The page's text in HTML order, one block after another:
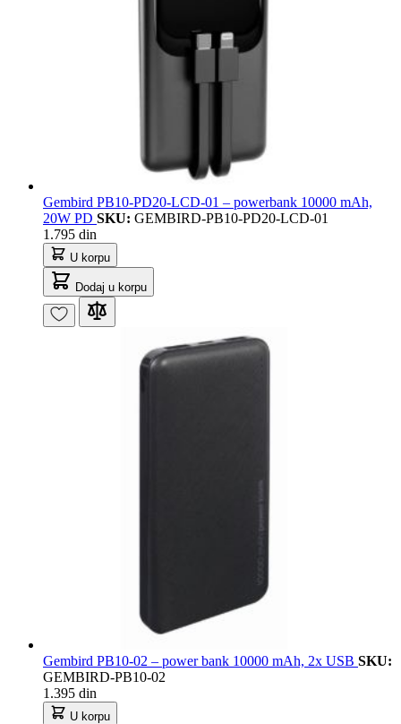
Gembird PB10-PD20-LCD-01 – powerbank 10000 mAh,
20W PD SKU: GEMBIRD-PB10-PD20-LCD-01
1.795 din
U korpu
Dodaj u korpu
Gembird PB10-02 – power bank 10000 mAh, 2x USB SKU:
GEMBIRD-PB10-02
1.395 din
U korpu